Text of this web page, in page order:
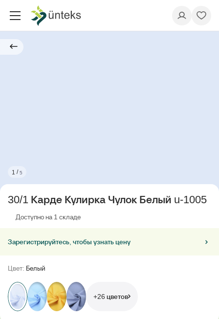
1 /5
30/1 Карде Кулирка Чулок Белый u-1005
Доступно на 1 складе
Зарегистрируйтесь, чтобы узнать цену
Цвет: Белый
+26 цветов